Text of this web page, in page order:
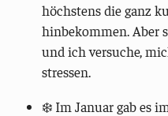
höchstens die ganz
hinbekommen. Aber
und ich versuche,
stressen.
❄️ Im Januar gab es